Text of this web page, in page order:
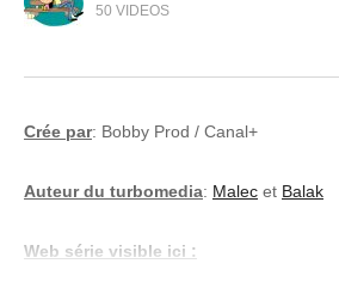
50 VIDEOS
Crée par: Bobby Prod / Canal+
Auteur du turbomedia: Malec et Balak
Web série visible ici :